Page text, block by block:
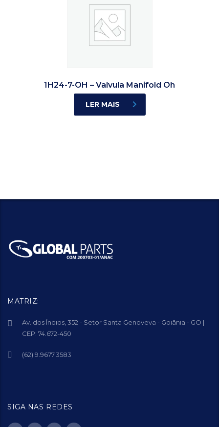
1H24-7-OH – Valvula Manifold Oh
LER MAIS
MATRIZ:
Av. dos Índios, 352 - Setor Santa Genoveva - Goiânia - GO |
CEP: 74.672-450
(62) 9.9677.3583
SIGA NAS REDES